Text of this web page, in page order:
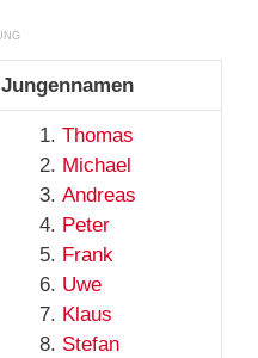
Jungennamen
Thomas
Michael
Andreas
Peter
Frank
Uwe
Klaus
Stefan